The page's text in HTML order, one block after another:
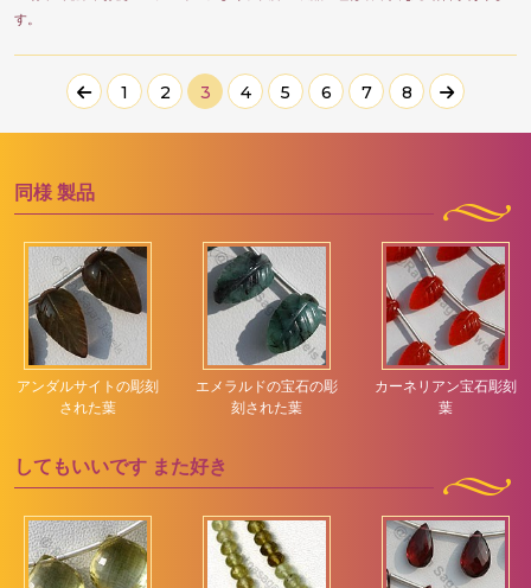
す。
1 2 3 4 5 6 7 8
同様 製品
アンダルサイトの彫刻
された葉
エメラルドの宝石の彫
刻された葉
カーネリアン宝石彫刻
葉
してもいいです また好き